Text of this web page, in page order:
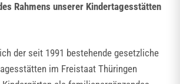
Rahmens unserer Kindertagesstätten
der seit 1991 bestehende gesetzliche
im Freistaat Thüringen